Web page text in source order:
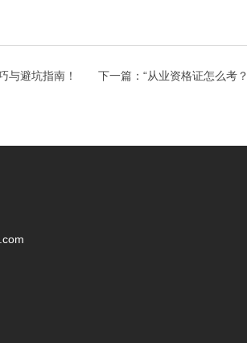
与避坑指南！ 下一篇： “从业资格证怎么考